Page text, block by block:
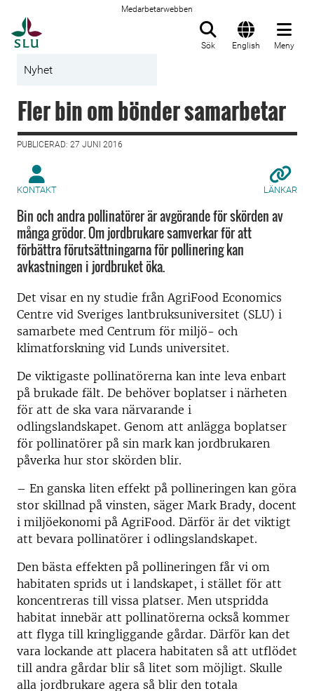
Medarbetarwebben
Sök English Meny
Nyhet
Fler bin om bönder samarbetar
PUBLICERAD: 27 JUNI 2016
KONTAKT LÄNKAR
Bin och andra pollinatörer är avgörande för skörden av
många grödor. Om jordbrukare samverkar för att
förbättra förutsättningarna för pollinering kan
avkastningen i jordbruket öka.
Det visar en ny studie från AgriFood Economics
Centre vid Sveriges lantbruksuniversitet (SLU) i
samarbete med Centrum för miljö- och
klimatforskning vid Lunds universitet.
De viktigaste pollinatörerna kan inte leva enbart
på brukade fält. De behöver boplatser i närheten
för att de ska vara närvarande i
odlingslandskapet. Genom att anlägga boplatser
för pollinatörer på sin mark kan jordbrukaren
påverka hur stor skörden blir.
– En ganska liten effekt på pollineringen kan göra
stor skillnad på vinsten, säger Mark Brady, docent
i miljöekonomi på AgriFood. Därför är det viktigt
att bevara pollinatörer i odlingslandskapet.
Den bästa effekten på pollineringen får vi om
habitaten sprids ut i landskapet, i stället för att
koncentreras till vissa platser. Men utspridda
habitat innebär att pollinatörerna också kommer
att flyga till kringliggande gårdar. Därför kan det
vara lockande att placera habitaten så att utflödet
till andra gårdar blir så litet som möjligt. Skulle
alla jordbrukare agera så blir den totala